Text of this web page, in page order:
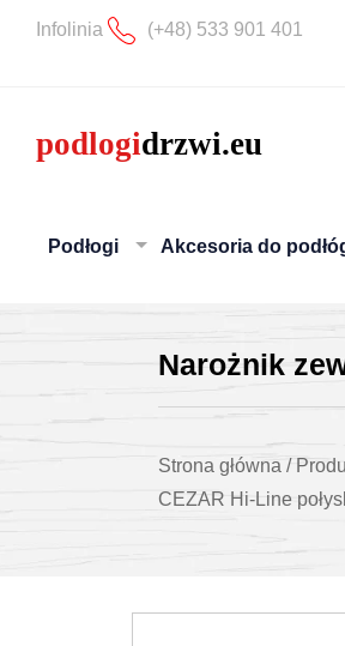
Infolinia (+48) 533 901 401
Podłogi Akcesoria do
Narożnik
Strona główna /
CEZAR Hi-Line